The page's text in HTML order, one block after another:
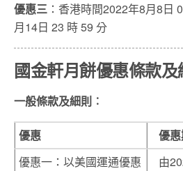
優惠三 ：香港時間2022年8月8日
月14日 23 時 59 分
國金軒月餅優惠條款及
一般條款及細則︰
優惠
優
優惠一：以美國運通優惠
由